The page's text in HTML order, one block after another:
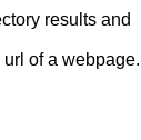
results and
of a webpage.